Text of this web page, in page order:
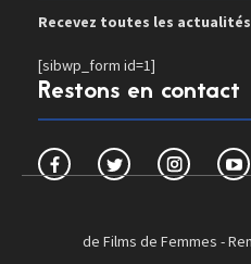
Recevez toutes les
[sibwp_form id=1]
Restons en contact
de Films de Femmes -